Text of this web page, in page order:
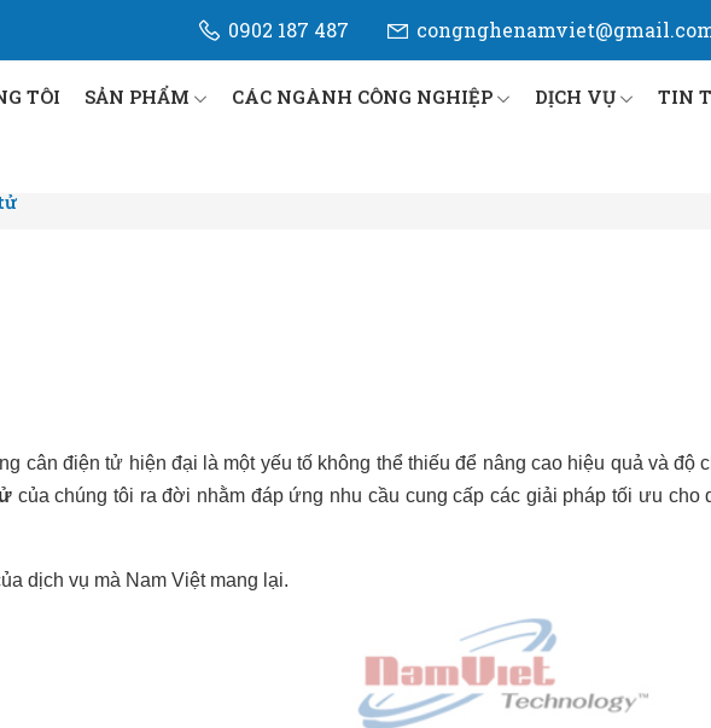
0902 187 487
TÔI SẢN PHẨM CÁC NGÀNH CÔNG NGHIỆP DỊCH VỤ TIN
cân điện tử hiện đại là một yếu tố không thể thiếu để nâng cao hiệu quả và độ
của chúng tôi ra đời nhằm đáp ứng nhu cầu cung cấp các giải pháp tối ưu cho
dịch vụ mà Nam Việt mang lại.